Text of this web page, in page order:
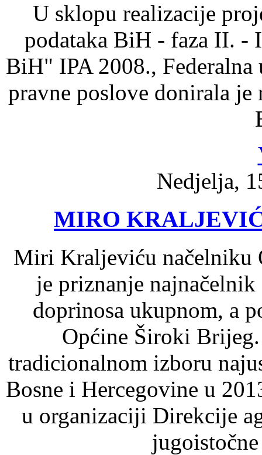
U sklopu realizacije
podataka BiH - faza II. -
BiH" IPA 2008., Federalna
pravne poslove donirala
Nedjelja,
MIRO
Miri Kraljeviću načelniku
je priznanje
doprinosa ukupnom, a
Općine Široki
tradicionalnom izboru
Bosne i Hercegovine u
u organizaciji Direkcije